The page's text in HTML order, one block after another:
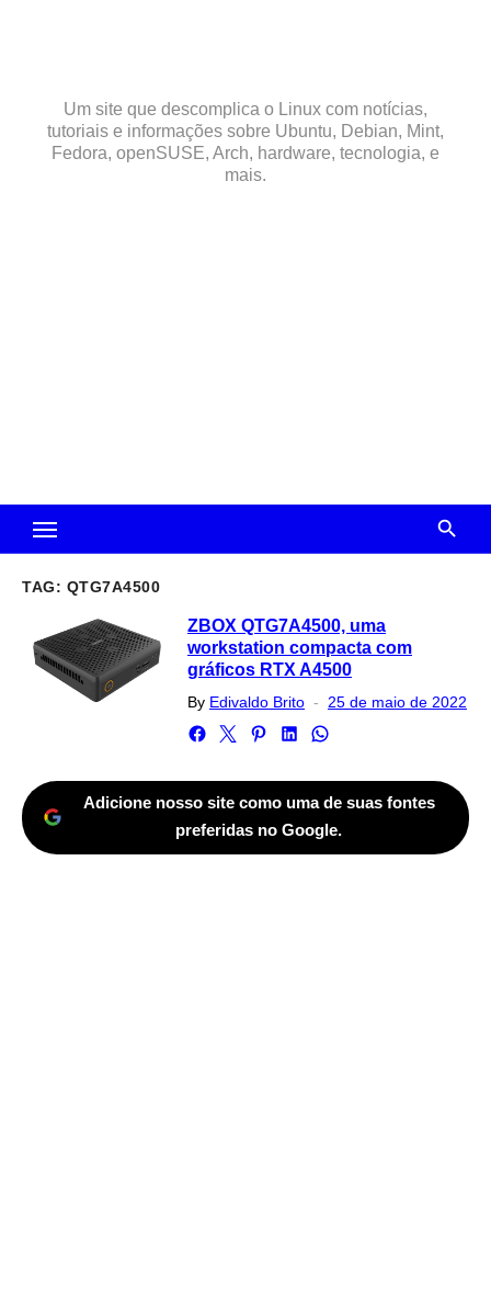
Um site que descomplica o Linux com notícias,
tutoriais e informações sobre Ubuntu, Debian, Mint,
Fedora, openSUSE, Arch, hardware, tecnologia, e
mais.
TAG: QTG7A4500
ZBOX QTG7A4500, uma
workstation compacta com
gráficos RTX A4500
By Edivaldo Brito
Posted
25 de maio de 2022
Adicione nosso site como uma de suas fontes
preferidas no Google.